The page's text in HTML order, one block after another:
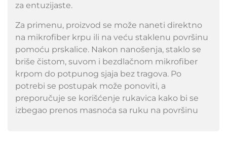
za entuzijaste.
Za primenu, proizvod se može naneti direktno
na mikrofiber krpu ili na veću staklenu površinu
pomoću prskalice. Nakon nanošenja, staklo se
briše čistom, suvom i bezdlačnom mikrofiber
krpom do potpunog sjaja bez tragova. Po
potrebi se postupak može ponoviti, a
preporučuje se korišćenje rukavica kako bi se
izbegao prenos masnoća sa ruku na površinu